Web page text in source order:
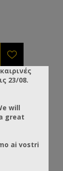
23/08.
will
great
ai vostri